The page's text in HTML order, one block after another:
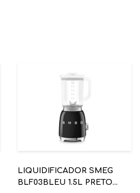
LIQUIDIFICADOR SMEG
BLF03BLEU 1.5L PRETO